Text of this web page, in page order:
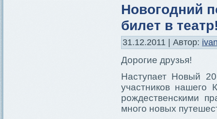
Новогодний
билет в
31.12.2011 | Автор:
Дорогие друзья!
Наступает Новый
участников нашего
рождественскими
много новых